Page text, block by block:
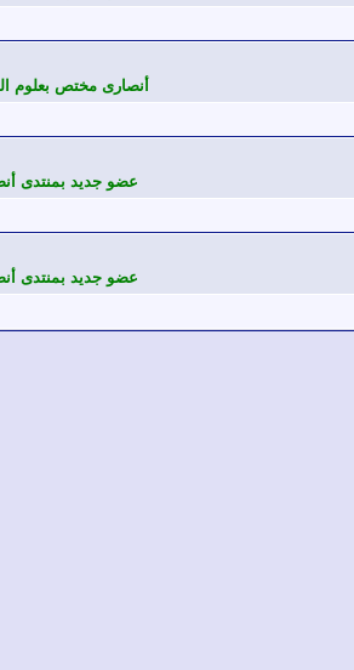
أنصارى مختص بعلوم
عضو جديد بمنتدى
عضو جديد بمنتدى